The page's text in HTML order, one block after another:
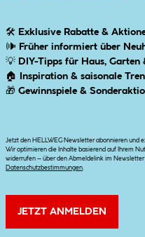
🛠 Exklusive Rabatte &
🕪 Früher informiert über
💡 DIY-Tipps für Haus,
🏠
Inspiration & saisonale
🎁 Gewinnspiele &
Jetzt den HELLWEG Newsletter abonnieren
Wir optimieren die Inhalte basierend auf Ihrem
widerrufen – über den Abmeldelink im
Datenschutzbestimmungen
JETZT ANMELDEN